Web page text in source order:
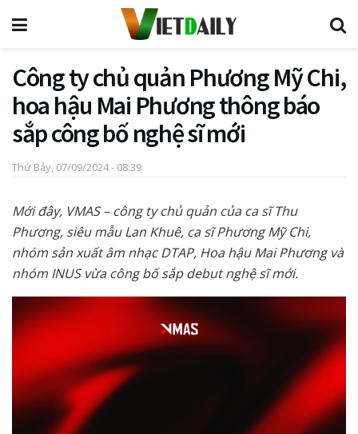
Công ty chủ quản Phương Mỹ Chi,
hoa hậu Mai Phương thông báo
sắp công bố nghệ sĩ mới
Thứ Bảy, 07/09/2024 - 08:39
Mới đây, VMAS – công ty chủ quản của ca sĩ Thu
Phương, siêu mẫu Lan Khuê, ca sĩ Phương Mỹ Chi,
nhóm sản xuất âm nhạc DTAP, Hoa hậu Mai Phương và
nhóm INUS vừa công bố sắp debut nghệ sĩ mới.